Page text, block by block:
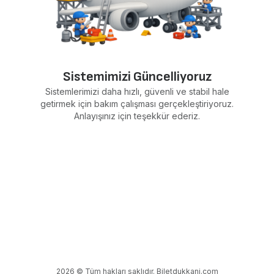
Sistemimizi Güncelliyoruz
Sistemlerimizi daha hızlı, güvenli ve stabil hale
getirmek için bakım çalışması gerçekleştiriyoruz.
Anlayışınız için teşekkür ederiz.
2026 © Tüm hakları saklıdır. Biletdukkani.com